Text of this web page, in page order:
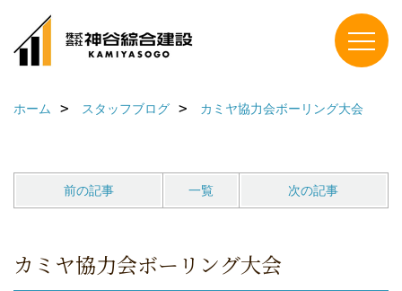
ホーム スタッフブログ カミヤ協力会ボーリング大会
前の記事 一覧 次の記事
カミヤ協力会ボーリング大会